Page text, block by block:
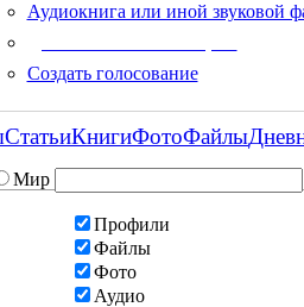
Аудиокнига или иной звуковой
Создать голосование
Мир
СтатьиКнигиФотоФайлы
Профили
Файлы
Фото
Аудио